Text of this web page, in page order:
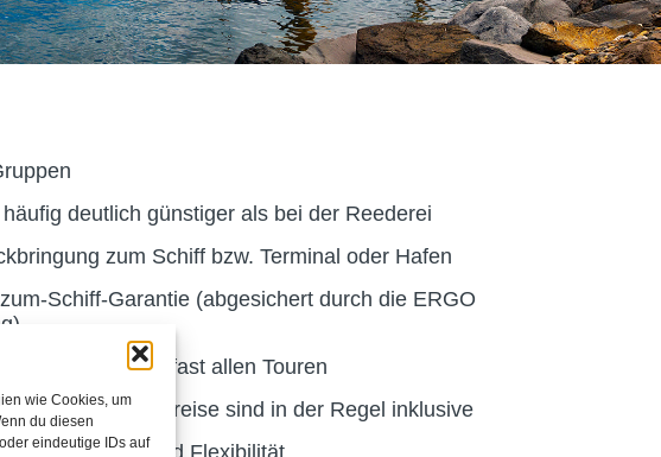
wie Cookies, um
du diesen
eindeutige IDs auf
deutlich günstiger als bei der Reederei
zum Schiff bzw. Terminal oder Hafen
Schiff-Garantie (abgesichert durch die ERGO
Reiseleitung bei fast allen Touren
Kosten, Eintrittspreise sind in der Regel inklusive
Individualität und Flexibilität